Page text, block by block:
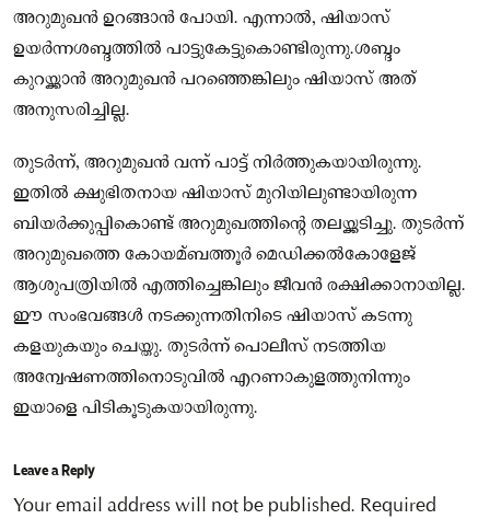
അറുമുഖൻ ഉറങ്ങാൻ പോയി. എന്നാൽ, ഷിയാസ്
ഉയർന്നശബ്ദത്തിൽ പാട്ടുകേട്ടുകൊണ്ടിരുന്നു.ശബ്ദം
കുറയ്ക്കാൻ അറുമുഖൻ പറഞ്ഞെങ്കിലും ഷിയാസ് അത്
അനുസരിച്ചില്ല.
തുടർന്ന്, അറുമുഖൻ വന്ന് പാട്ട് നിർത്തുകയായിരുന്നു.
ഇതിൽ ക്ഷുഭിതനായ ഷിയാസ് മുറിയിലുണ്ടായിരുന്ന
ബിയർക്കുപ്പികൊണ്ട് അറുമുഖത്തിന്റെ തലയ്ക്കടിച്ചു. തുടർന്ന്
അറുമുഖത്തെ കോയമ്‌ബത്തൂർ മെഡിക്കൽകോളേജ്
ആശുപത്രിയിൽ എത്തിച്ചെങ്കിലും ജീവൻ രക്ഷിക്കാനായില്ല.
ഈ സംഭവങ്ങൾ നടക്കുന്നതിനിടെ ഷിയാസ് കടന്നു
കളയുകയും ചെയ്തു. തുടർന്ന് പൊലീസ് നടത്തിയ
അന്വേഷണത്തിനൊടുവിൽ എറണാകുളത്തുനിന്നും
ഇയാളെ പിടികൂടുകയായിരുന്നു.
Leave a Reply
Your email address will not be published. Required